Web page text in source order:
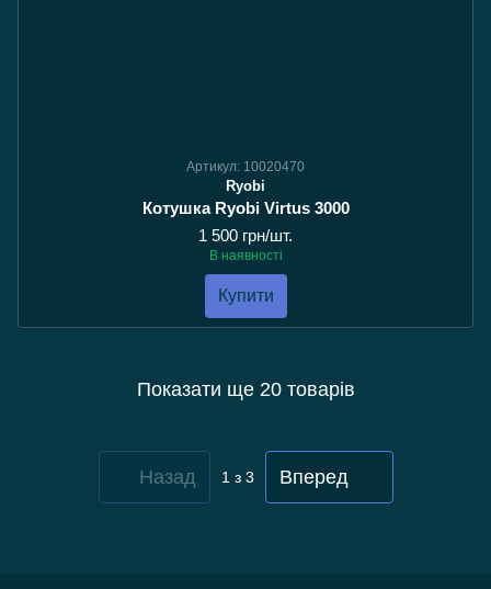
Артикул: 10020470
Ryobi
Котушка Ryobi Virtus 3000
1 500 грн/шт.
В наявності
Купити
Показати ще 20 товарів
Назад 1 з 3 Вперед